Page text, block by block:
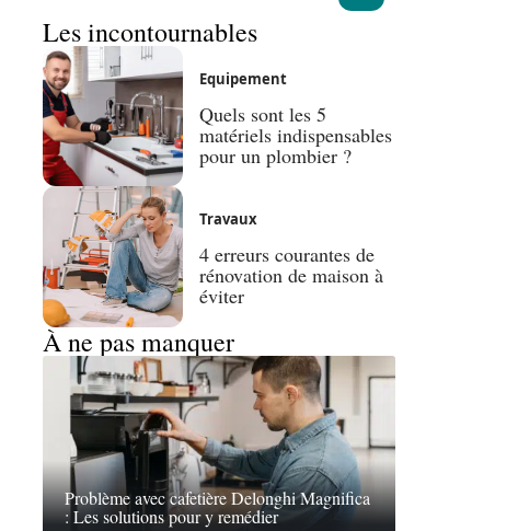
Les incontournables
Equipement
Quels sont les 5
matériels indispensables
pour un plombier ?
Travaux
4 erreurs courantes de
rénovation de maison à
éviter
À ne pas manquer
Problème avec cafetière Delonghi Magnifica
: Les solutions pour y remédier